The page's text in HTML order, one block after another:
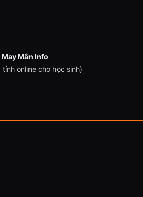
Mắn Info
tính online cho học sinh)